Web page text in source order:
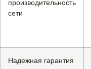
производительность
сети
Надежная гарантия